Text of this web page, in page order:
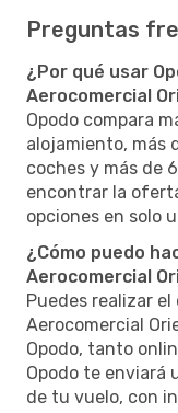
Preguntas
¿Por qué usar
Aerocomercial
Opodo compara
alojamiento, más
coches y más de
encontrar la
opciones en solo
¿Cómo puedo
Aerocomercial
Puedes realizar
Aerocomercial
Opodo, tanto
Opodo te enviará
de tu vuelo, con